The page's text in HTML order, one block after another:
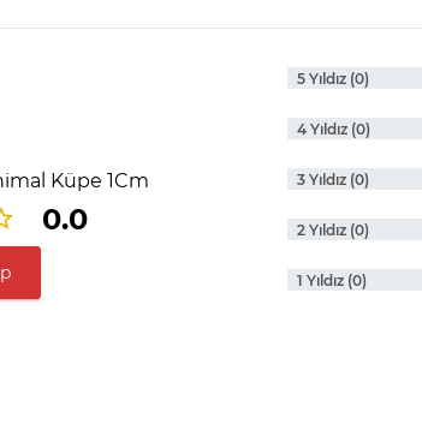
Küpe 1Cm
0.0
5 Yıldız (0)
4 Yıldız (0)
3 Yıldız (0)
2 Yıldız (0)
1 Yıldız (0)